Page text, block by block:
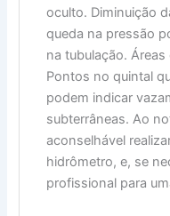
oculto. Diminuição
queda na pressão
na tubulação.
Pontos no quintal
podem indicar
subterrâneas. Ao
aconselhável
hidrômetro, e, se
profissional para